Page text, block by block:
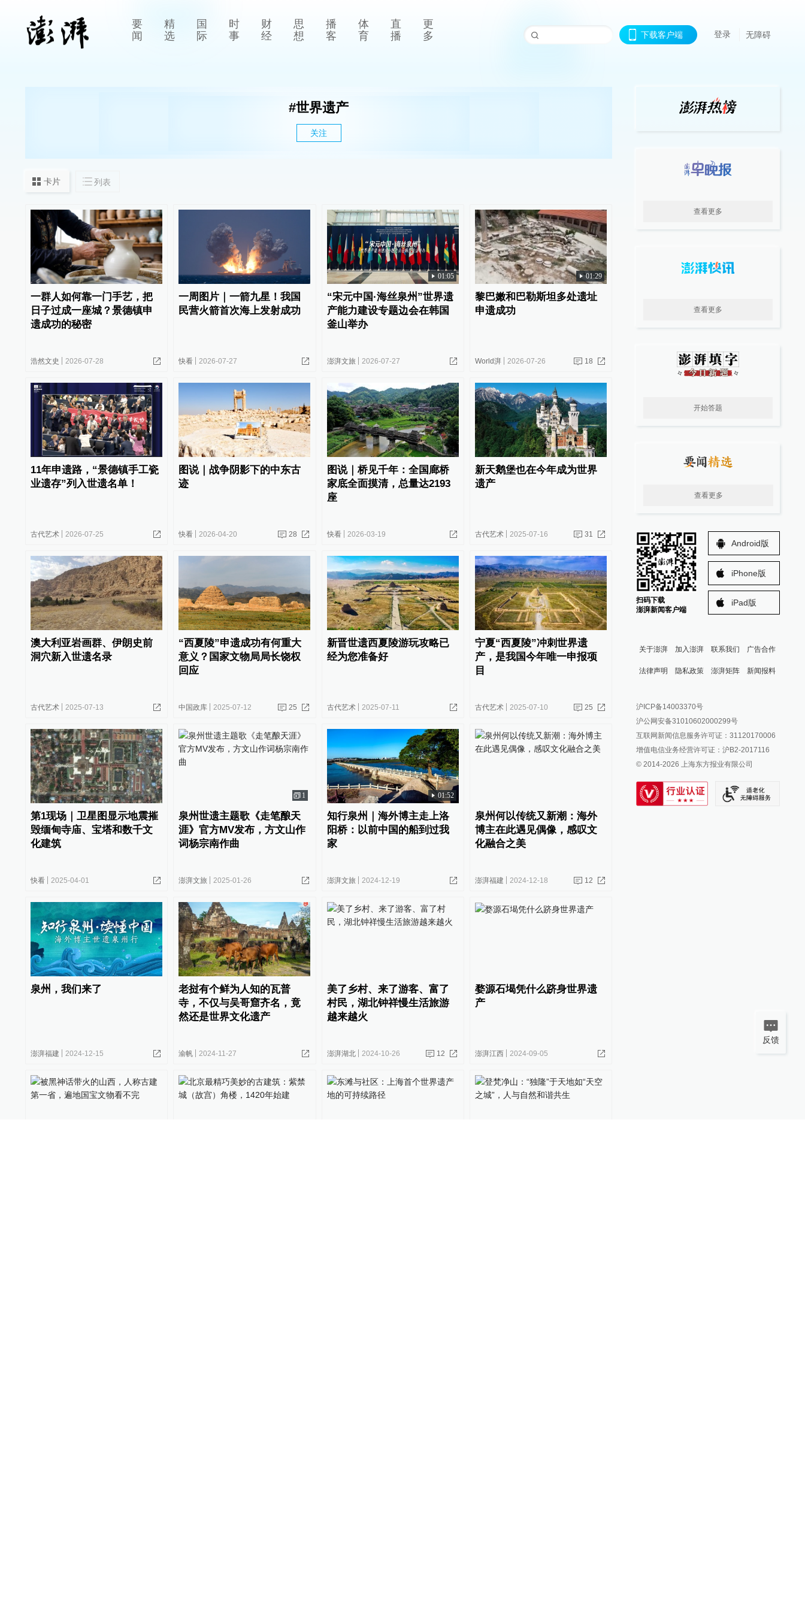
要
闻
精
选
国
际
时
事
财
经
思
想
播
客
体
育
直
播
更
多
下载客户端 登录 无障碍
#世界遗产
关注
卡片 列表
一群人如何靠一门手艺，把
日子过成一座城？景德镇申
遗成功的秘密
浩然文史 2026-07-28
一周图片｜一箭九星！我国
民营火箭首次海上发射成功
快看 2026-07-27
01:05
“宋元中国·海丝泉州”世界遗
产能力建设专题边会在韩国
釜山举办
澎湃文旅 2026-07-27
01:29
黎巴嫩和巴勒斯坦多处遗址
申遗成功
World湃 2026-07-26 18
11年申遗路，“景德镇手工瓷
业遗存”列入世遗名单！
古代艺术 2026-07-25
图说｜战争阴影下的中东古
迹
快看 2026-04-20 28
图说｜桥见千年：全国廊桥
家底全面摸清，总量达2193
座
快看 2026-03-19
新天鹅堡也在今年成为世界
遗产
古代艺术 2025-07-16 31
澳大利亚岩画群、伊朗史前
洞穴新入世遗名录
古代艺术 2025-07-13
“西夏陵”申遗成功有何重大
意义？国家文物局局长饶权
回应
中国政库 2025-07-12 25
新晋世遗西夏陵游玩攻略已
经为您准备好
古代艺术 2025-07-11
宁夏“西夏陵”冲刺世界遗
产，是我国今年唯一申报项
目
古代艺术 2025-07-10 25
第1现场｜卫星图显示地震摧
毁缅甸寺庙、宝塔和数千文
化建筑
快看 2025-04-01
1
泉州世遗主题歌《走笔酿天
涯》官方MV发布，方文山作
词杨宗南作曲
澎湃文旅 2025-01-26
01:52
知行泉州｜海外博主走上洛
阳桥：以前中国的船到过我
家
澎湃文旅 2024-12-19
泉州何以传统又新潮：海外
博主在此遇见偶像，感叹文
化融合之美
澎湃福建 2024-12-18 12
泉州，我们来了
澎湃福建 2024-12-15
老挝有个鲜为人知的瓦普
寺，不仅与吴哥窟齐名，竟
然还是世界文化遗产
渝帆 2024-11-27
美了乡村、来了游客、富了
村民，湖北钟祥慢生活旅游
越来越火
澎湃湖北 2024-10-26 12
婺源石堨凭什么跻身世界遗
产
澎湃江西 2024-09-05
查看更多
查看更多
开始答题
查看更多
扫码下载
澎湃新闻客户端
Android版
iPhone版
iPad版
关于澎湃 加入澎湃 联系我们 广告合作
法律声明 隐私政策 澎湃矩阵
澎湃新闻公众号
澎湃新闻抖音号
派生万物开放平台
IP SHANGHAI
SIXTH TONE
新闻报料
报料邮箱: news@thepaper.cn
沪ICP备14003370号
沪公网安备31010602000299号
互联网新闻信息服务许可证：31120170006
增值电信业务经营许可证：沪B2-2017116
© 2014-2026 上海东方报业有限公司
反馈